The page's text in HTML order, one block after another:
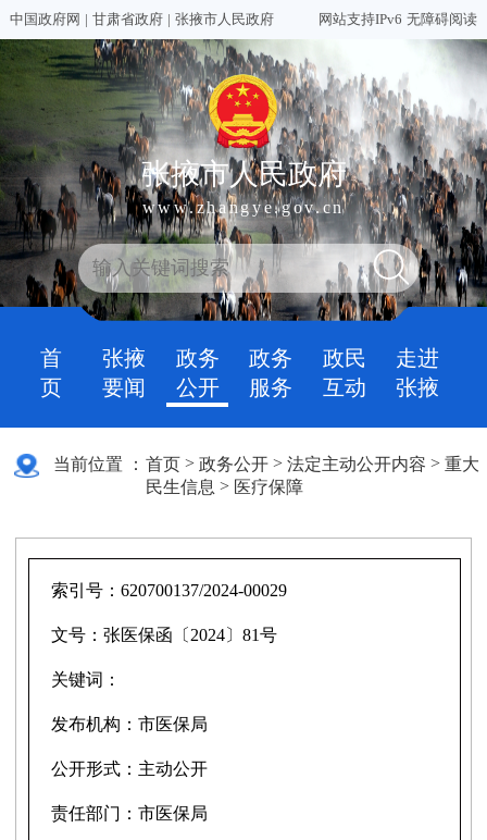
中国政府网 | 甘肃省政府 | 张掖市人民政府 网站支持IPv6 无障碍阅读
张掖市人民政府
www.zhangye.gov.cn
首
页
张掖
要闻
政务
公开
政务
服务
政民
互动
走进
张掖
当前位置 ： 首页 >政务公开 >法定主动公开内容 >重大
民生信息 > 医疗保障
索引号：620700137/2024-00029
文号：张医保函〔2024〕81号
关键词：
发布机构：市医保局
公开形式： 主动公开
责任部门：市医保局